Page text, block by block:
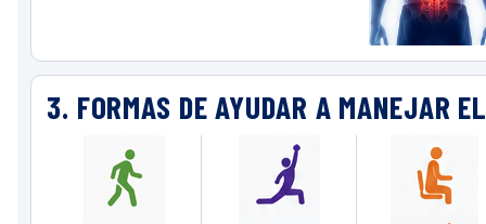
3. FORMAS DE AYUDAR A MANEJAR